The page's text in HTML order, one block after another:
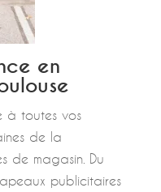
en
à toutes vos
de la
de magasin. Du
publicitaires